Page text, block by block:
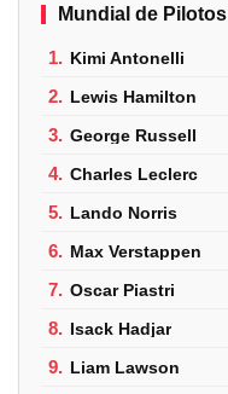
Mundial de Pilotos
1. Kimi Antonelli
2. Lewis Hamilton
3. George Russell
4. Charles Leclerc
5. Lando Norris
6. Max Verstappen
7. Oscar Piastri
8. Isack Hadjar
9. Liam Lawson